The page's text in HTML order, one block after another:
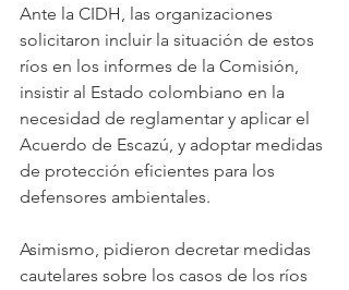
Ante la CIDH, las organizaciones
solicitaron incluir la situación de estos
ríos en los informes de la Comisión,
insistir al Estado colombiano en la
necesidad de reglamentar y aplicar el
Acuerdo de Escazú, y adoptar medidas
de protección eficientes para los
defensores ambientales.
Asimismo, pidieron decretar medidas
cautelares sobre los casos de los ríos